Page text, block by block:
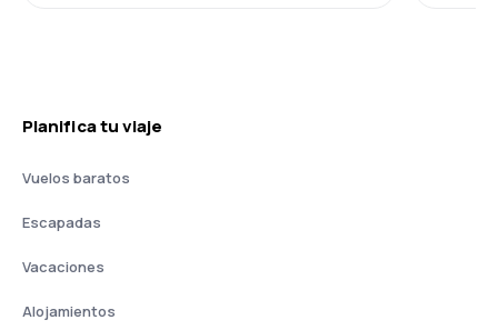
Planifica tu viaje
Vuelos baratos
Escapadas
Vacaciones
Alojamientos